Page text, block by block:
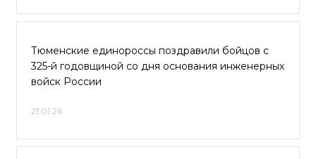
Тюменские единороссы поздравили бойцов с
325-й годовщиной со дня основания инженерных
войск России
21.01.26